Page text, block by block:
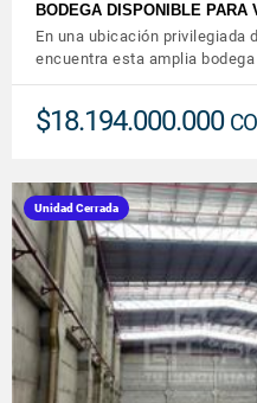
BODEGA DISPONIBLE
En una ubicación privilegiada
encuentra esta amplia
$18.194.000.000
Unidad Cerrada
VER